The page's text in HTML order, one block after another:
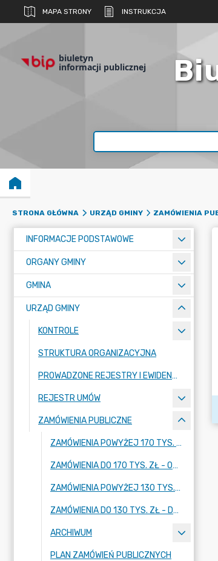
MAPA STRONY INSTRUKCJA
biuletyn
informacji publicznej
STRONA GŁÓWNA URZĄD GMINY ZAMÓWIENIA
INFORMACJE PODSTAWOWE
ORGANY GMINY
GMINA
URZĄD GMINY
KONTROLE
STRUKTURA ORGANIZACYJNA
PROWADZONE REJESTRY I EWIDENCJE
REJESTR UMÓW
ZAMÓWIENIA PUBLICZNE
ZAMÓWIENIA POWYŻEJ 170 TYS. ZŁ - OD 01.01.2026 R.
ZAMÓWIENIA DO 170 TYS. ZŁ - OD 01.01.2026 R.
ZAMÓWIENIA POWYŻEJ 130 TYS. ZŁ - DO 31.12.2025 R.
ZAMÓWIENIA DO 130 TYS. ZŁ - DO 31.12.2025 R.
ARCHIWUM
PLAN ZAMÓWIEŃ PUBLICZNYCH